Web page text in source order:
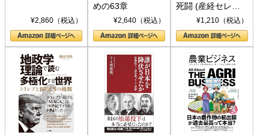
¥2,860（税込）
めの63章
¥2,640（税込）
死闘 (産経セレク
ト S 039)¥1,210（税込）